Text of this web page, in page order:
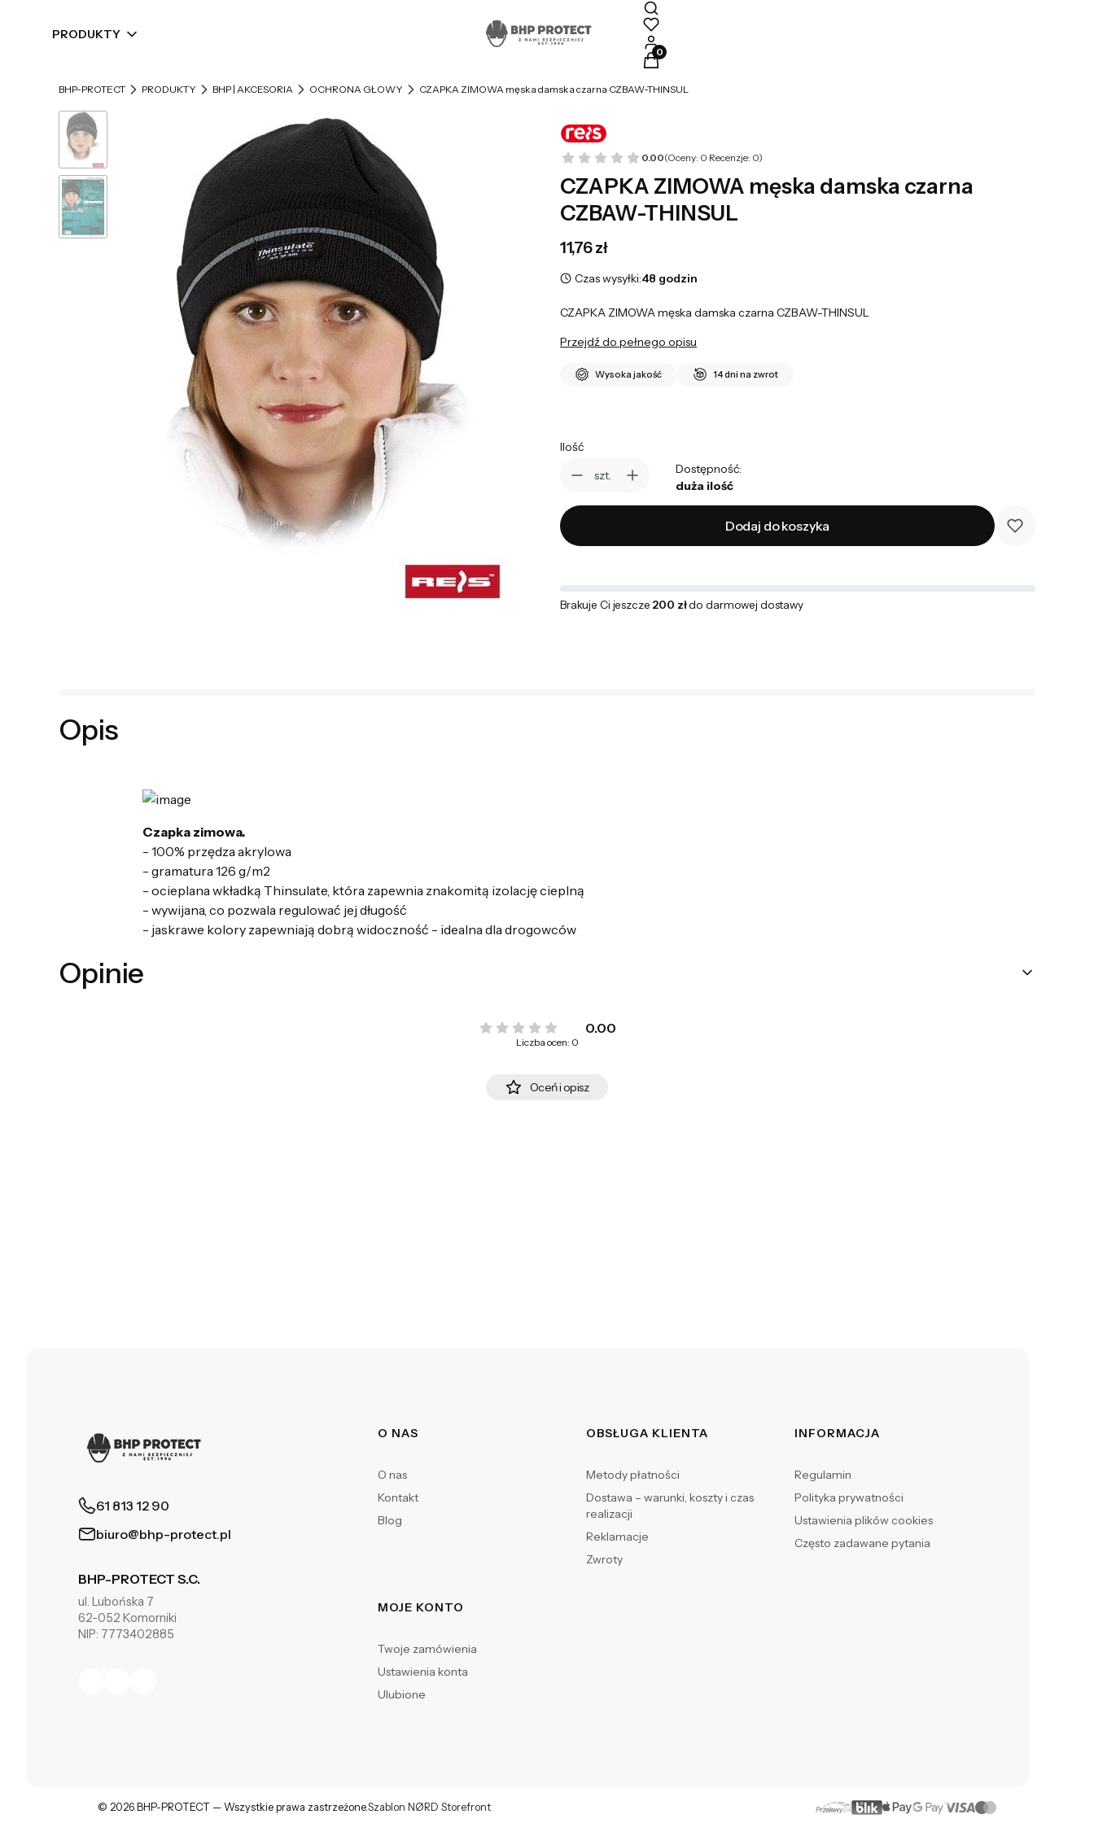
PRODUKTY
Produkty w koszyku: 0. Zobacz szczegóły
BHP-PROTECT PRODUKTY BHP | AKCESORIA OCHRONA GŁOWY CZAPKA ZIMOWA męska damska czarna CZBAW-THINSUL
0.00(Oceny: 0 Recenzje: 0)
CZAPKA ZIMOWA męska damska czarna
CZBAW-THINSUL
Cena
11,76 zł
Czas wysyłki:48 godzin
CZAPKA ZIMOWA męska damska czarna CZBAW-THINSUL
Przejdź do pełnego opisu
Wysoka jakość 14 dni na zwrot
Ilość
szt.
Dostępność:
duża ilość
Dodaj do koszyka
Brakuje Ci jeszcze 200 złdo darmowej dostawy
Opis
Czapka zimowa.
- 100% przędza akrylowa
- gramatura 126 g/m2
- ocieplana wkładką Thinsulate, która zapewnia znakomitą izolację cieplną
- wywijana, co pozwala regulować jej długość
- jaskrawe kolory zapewniają dobrą widoczność - idealna dla drogowców
Opinie
0.00
Liczba ocen: 0
Oceń i opisz
61 813 12 90
biuro@bhp-protect.pl
BHP-PROTECT S.C.
ul. Lubońska 7
62-052 Komorniki
NIP: 7773402885
Linki w stopce
O NAS
O nas
Kontakt
Blog
OBSŁUGA KLIENTA
Metody płatności
Dostawa – warunki, koszty i czas
realizacji
Reklamacje
Zwroty
INFORMACJA
Regulamin
Polityka prywatności
Ustawienia plików cookies
Często zadawane pytania
MOJE KONTO
Twoje zamówienia
Ustawienia konta
Ulubione
© 2026 BHP-PROTECT — Wszystkie prawa zastrzeżone.Szablon NØRD Storefront